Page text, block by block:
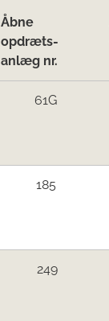
Åbne
opdræts-
anlæg nr.
61G
185
249